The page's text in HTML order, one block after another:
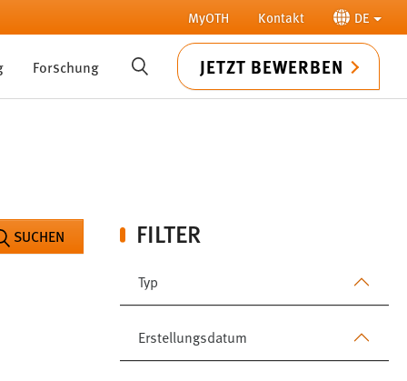
MyOTH Kontakt DE
Forschung SUCHE JETZT BEWERBEN
FILTER
Typ
Erstellungsdatum
SUCHEN